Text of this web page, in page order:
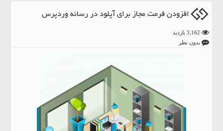
افزودن فرمت مجاز برای آپلود در رسانه وردپرس
بدون نظر